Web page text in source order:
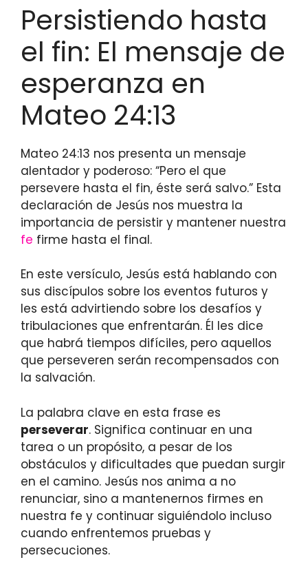
Persistiendo hasta
el fin: El mensaje de
esperanza en
Mateo 24:13
Mateo 24:13 nos presenta un mensaje
alentador y poderoso: “Pero el que
persevere hasta el fin, éste será salvo.” Esta
declaración de Jesús nos muestra la
importancia de persistir y mantener nuestra
fe firme hasta el final.
En este versículo, Jesús está hablando con
sus discípulos sobre los eventos futuros y
les está advirtiendo sobre los desafíos y
tribulaciones que enfrentarán. Él les dice
que habrá tiempos difíciles, pero aquellos
que perseveren serán recompensados con
la salvación.
La palabra clave en esta frase es
perseverar. Significa continuar en una
tarea o un propósito, a pesar de los
obstáculos y dificultades que puedan surgir
en el camino. Jesús nos anima a no
renunciar, sino a mantenernos firmes en
nuestra fe y continuar siguiéndolo incluso
cuando enfrentemos pruebas y
persecuciones.